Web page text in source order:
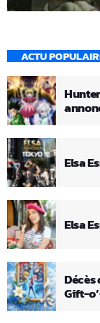
ACTU
Elsa
Elsa
Gift-